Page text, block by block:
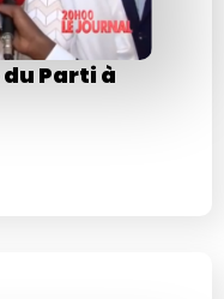
Parti à